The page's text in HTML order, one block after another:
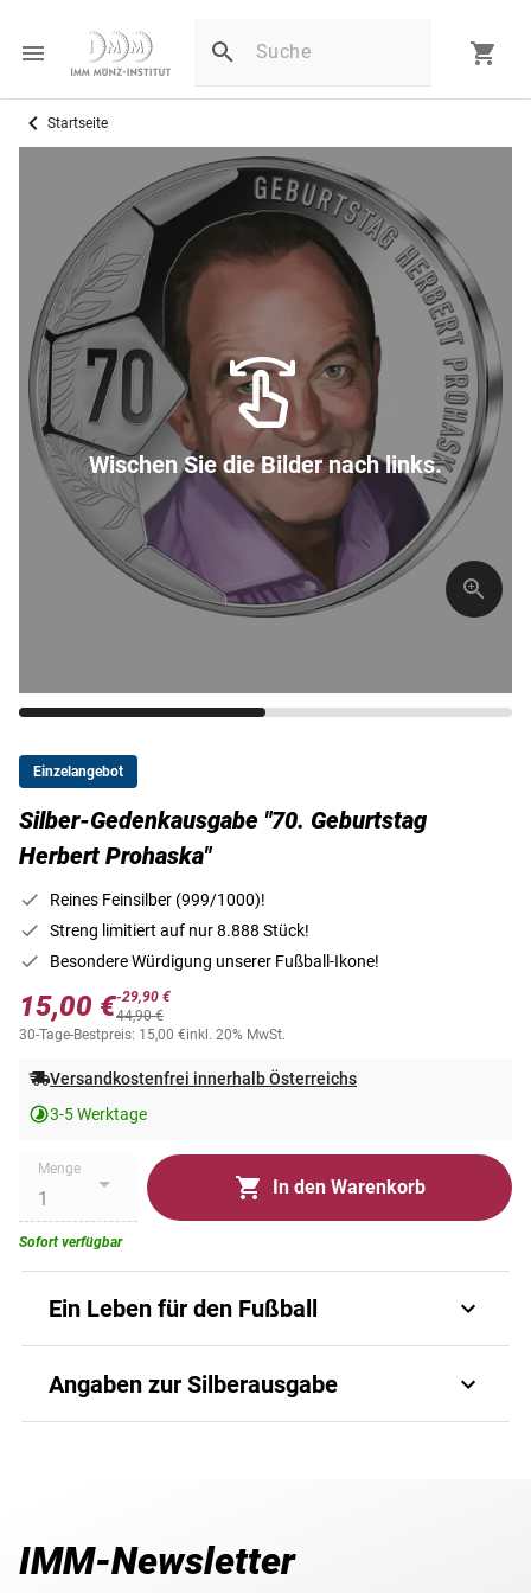
Startseite
Wischen Sie die Bilder nach links.
Einzelangebot
Silber-Gedenkausgabe "70. Geburtstag
Herbert Prohaska"
Reines Feinsilber (999/1000)!
Streng limitiert auf nur 8.888 Stück!
Besondere Würdigung unserer Fußball-Ikone!
15,00 €-29,90 €
44,90 €
30-Tage-Bestpreis: 15,00 €inkl. 20% MwSt.
Versandkostenfrei innerhalb Österreichs
3-5 Werktage
Menge
In den Warenkorb
Sofort verfügbar
Ein Leben für den Fußball
Nationalteams, der Gentleman des Spiels. Herbert
Prohaska hat Generationen bewegt - mit Leidenschaft,
Zu seinem 70. Geburtstag erscheint nun eine besondere
Angaben zur Silberausgabe
IMM-Newsletter